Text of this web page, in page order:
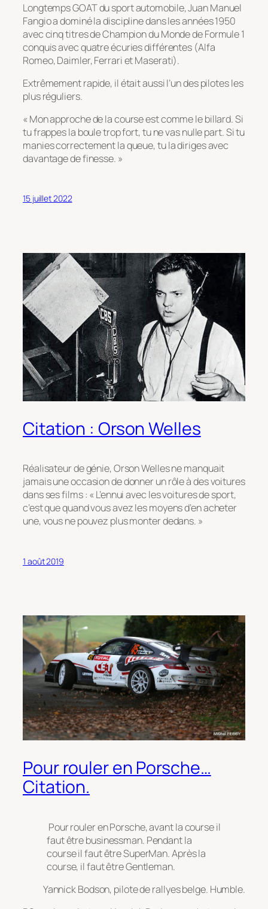
Longtemps GOAT du sport automobile, Juan Manuel
Fangio a dominé la discipline dans les années 1950
avec cinq titres de Champion du Monde de Formule 1
conquis avec quatre écuries différentes (Alfa
Romeo, Daimler, Ferrari et Maserati).
Extrêmement rapide, il était aussi l’un des pilotes les
plus réguliers.
« Mon approche de la course est comme le billard. Si
tu frappes la boule trop fort, tu ne vas nulle part. Si tu
manies correctement la queue, tu la diriges avec
davantage de finesse. »
15 juillet 2022
Citation : Orson Welles
Réalisateur de génie, Orson Welles ne manquait
jamais une occasion de donner un rôle à des voitures
dans ses films : « L’ennui avec les voitures de sport,
c’est que quand vous avez les moyens d’en acheter
une, vous ne pouvez plus monter dedans. »
1 août 2019
Pour rouler en Porsche…
Citation.
Pour rouler en Porsche, avant la course il
faut être businessman. Pendant la
course il faut être SuperMan. Après la
course, il faut être Gentleman.
Yannick Bodson, pilote de rallyes belge. Humble.